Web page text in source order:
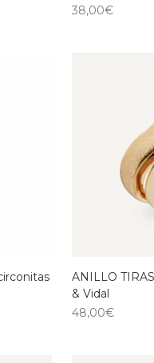
38,00€
ANILLO
& Vidal
48,00€